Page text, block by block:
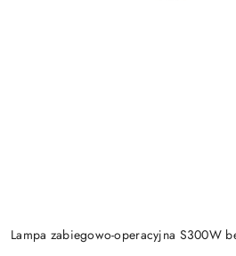
Lampa zabiegowo-operacyjna S300W